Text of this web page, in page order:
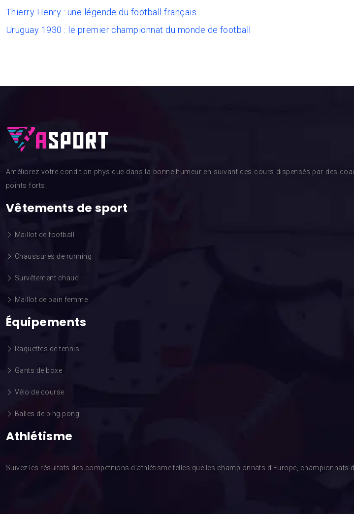
Thierry Henry : une légende du football français
Uruguay 1930 : le premier championnat du monde de football
Améliorez votre condition physique dans la bonne humeur en suivant des cours dispensés par des
points forts.
Vêtements de sport
Maillot de football
Chaussures de running
Survêtement chaud
Maillot de bain femme
Équipements
Raquettes de tennis
Gants de boxe
Vélo de course
Balles de ping pong
Athlétisme
Suivez les résultats des compétitions d’athlétisme telles que les championnats d’Europe,